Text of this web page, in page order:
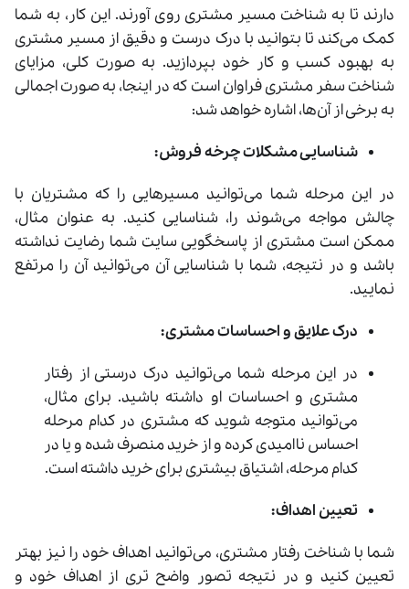
دارند تا به شناخت مسیر مشتری روی آورند. این کار، به شما
کمک می‌کند تا بتوانید با درک درست و دقیق از مسیر مشتری
به بهبود کسب ‌و کار خود بپردازید. به صورت کلی، مزایای
شناخت سفر مشتری فراوان‌ است که در اینجا، به صورت اجمالی
به برخی از آن‌ها، اشاره خواهد شد:
شناسایی مشکلات چرخه فروش:
در اين مرحله شما می‌توانید مسیرهایی را که مشتریان با
چالش مواجه می‌شوند را، شناسایی کنید. به عنوان مثال،
ممکن است مشتری از پاسخگویی سایت شما رضایت نداشته
باشد و در نتیجه، شما با شناسایی آن می‌توانید آن را مرتفع
نمایید.
درک علایق و احساسات مشتری:
در این مرحله شما می‌توانید درک درستی از رفتار
مشتری و احساسات او داشته باشید. برای مثال،
می‌توانید متوجه شويد که مشتری در کدام مرحله
احساس ناامیدی کرده و از خرید منصرف شده و یا در
کدام مرحله، اشتیاق بیشتری برای خرید داشته است.
تعیین اهداف:
شما با شناخت رفتار مشتری، می‌توانید اهداف خود را نیز بهتر
تعیین کنید و در نتیجه تصور واضح ‌تری از اهداف خود و